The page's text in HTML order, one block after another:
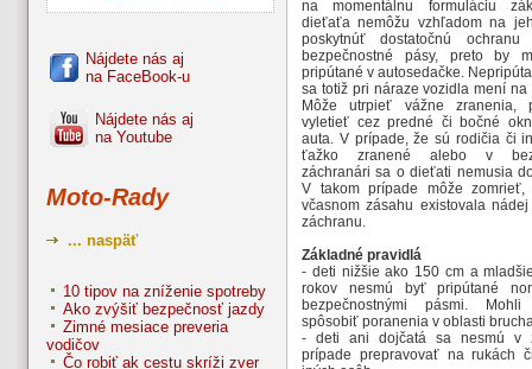
Nájdete nás aj
na FaceBook-u
Nájdete nás aj
na Youtube
Moto-Rady
... naspäť
10 tipov na zníženie spotreby
Ako zvýšiť bezpečnosť jazdy
Zimné mesiace preveria
vodičov
Čo robiť ak cestu skríži zver
na momentálnu formuláciu
dieťaťa nemôžu vzhľadom na
poskytnúť dostatočnú ochranu
bezpečnostné pásy, preto by
pripútané v autosedačke.
sa totiž pri náraze vozidla mení na
Môže utrpieť vážne zranenia,
vyletieť cez predné či bočné
auta. V prípade, že sú rodičia či
ťažko zranené alebo v
záchranári sa o dieťati nemusia
V takom prípade môže
včasnom zásahu existovala
záchranu.
Základné pravidlá
- deti nižšie ako 150 cm a
rokov nesmú byť pripútané
bezpečnostnými pásmi.
spôsobiť poranenia v oblasti
- deti ani dojčatá sa nesmú v
prípade prepravovať na rukách